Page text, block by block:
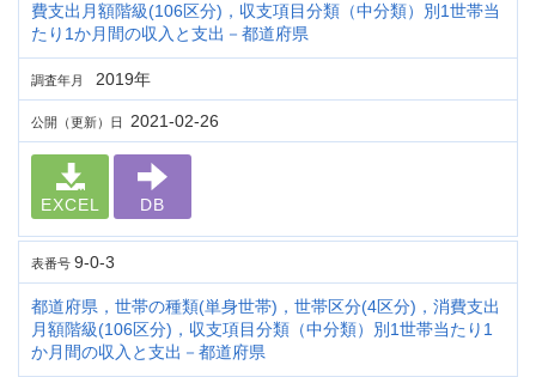
費支出月額階級(106区分)，収支項目分類（中分類）別1世帯当
たり1か月間の収入と支出－都道府県
調査年月 2019年
公開（更新）日 2021-02-26
EXCEL DB
表番号 9-0-3
都道府県，世帯の種類(単身世帯)，世帯区分(4区分)，消費支出
月額階級(106区分)，収支項目分類（中分類）別1世帯当たり1
か月間の収入と支出－都道府県